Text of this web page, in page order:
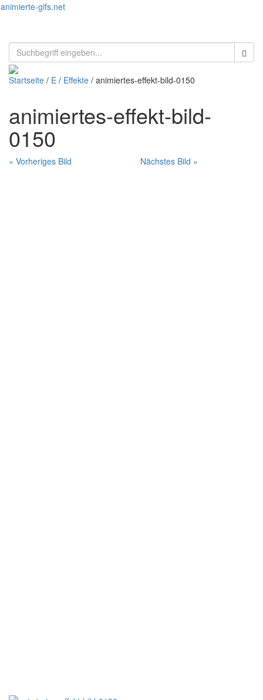
animierte-gifs.net
Startseite / E / Effekte / animiertes-effekt-bild-0150
animiertes-effekt-bild-
0150
« Vorheriges Bild Nächstes Bild »